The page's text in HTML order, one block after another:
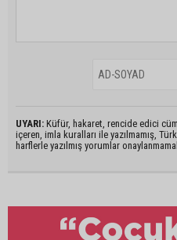
UYARI: Küfür, hakaret, rencide edici
içeren, imla kuralları ile yazılmamış,
harflerle yazılmış yorumlar